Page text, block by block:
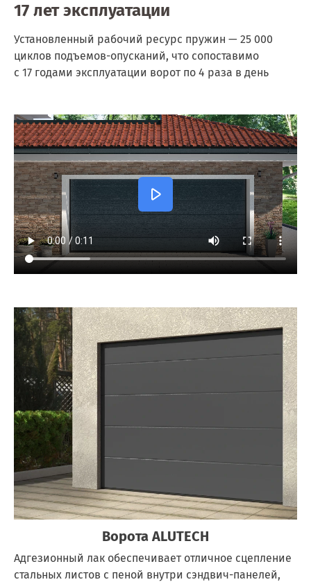
17 лет эксплуатации
Установленный рабочий ресурс пружин — 25 000
циклов подъемов-опусканий, что сопоставимо
с 17 годами эксплуатации ворот по 4 раза в день
Ворота ALUTECH
Адгезионный лак обеспечивает отличное сцепление
стальных листов с пеной внутри сэндвич-панелей,